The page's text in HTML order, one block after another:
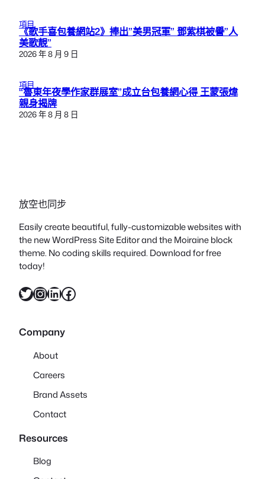
項目
《歌手喜包養網站2》捧出”美男冠軍” 鄧紫棋被譽”人
美歌靚”
2026 年 8 月 9 日
項目
“魯東年夜學作家群展室”成立台包養網心得 王蒙張煒
親身揭牌
2026 年 8 月 8 日
放空也同步
Easily create beautiful, fully-customizable websites with
the new WordPress Site Editor and the Moiraine block
theme. No coding skills required. Download for free
today!
X InstagramLinkedIn Facebook
Company
About
Careers
Brand Assets
Contact
Resources
Blog